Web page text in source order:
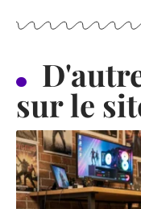
sur le